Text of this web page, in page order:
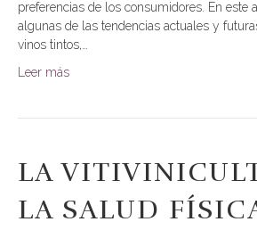
preferencias de los consumidores. En este
algunas de las tendencias actuales y
vinos tintos,…
Leer más
LA
LA SALUD